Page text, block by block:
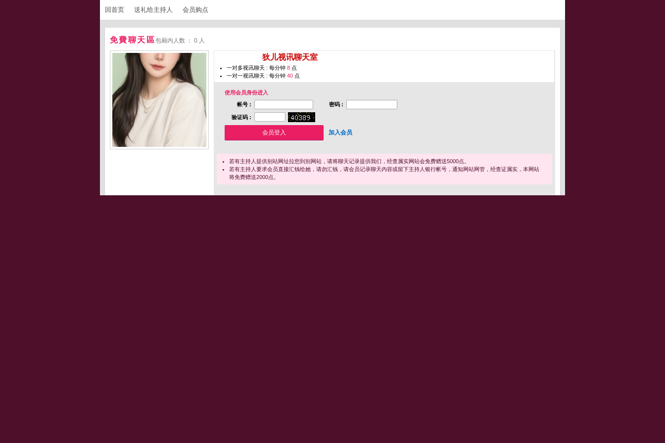
回首页 送礼给主持人 会员购点
免費聊天區包厢内人数 ： 0 人
狄儿视讯聊天室
一对多视讯聊天 : 每分钟 8 点
一对一视讯聊天 : 每分钟 40 点
使用会员身份进入
帐号 :
密码 :
验证码 :
加入会员
若有主持人提供别站网址拉您到别网站，请将聊天记录提供我们，经查属实网站会免费赠送5000点。
若有主持人要求会员直接汇钱给她，请勿汇钱，请会员记录聊天内容或留下主持人银行帐号，通知网站网管，经查证属实，本网站
将免费赠送2000点。